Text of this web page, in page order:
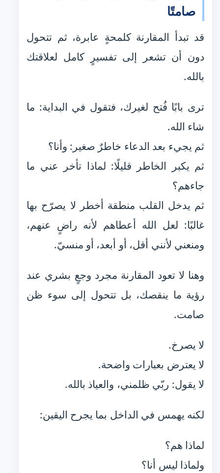
صامتًا
قد تبدأ المقارنة كلمحةٍ عابرة، ثم تتحول
دون أن تشعر إلى تفسيرٍ كامل لعلاقتك
بالله.
ترى بابًا فُتح لغيرك، فتقول في البداية: ما
شاء الله.
ثم يجيء بعد الدعاء خاطرٌ صغير: وأنا؟
ثم يكبر الخاطر قليلًا: لماذا تأخر عني ما
جاءهم؟
ثم يدخل القلب منطقة أخطر لا يصرّح بها
غالبًا: لعل الله أعطاهم لأنه راضٍ عنهم،
ومنعني لأنني أقل، أو أبعد، أو منسيّ.
وهنا لا تعود المقارنة مجرد وجعٍ بشري عند
رؤية ما ينقصك، بل تتحول إلى سوء ظن
صامت.
لا يصرخ.
لا يعترض بعبارات واضحة.
لا يقول: ربّي ظلمني، والعياذ بالله.
لكنه يهمس في الداخل بما يجرح اليقين:
لماذا هم؟
ولماذا ليس أنا؟